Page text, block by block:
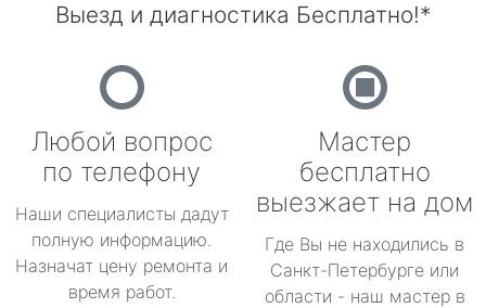
Выезд и диагностика Бесплатно!*
Любой вопрос
по телефону
Наши специалисты дадут
полную информацию.
Назначат цену ремонта и
время работ.
Мастер
бесплатно
выезжает на дом
Где Вы не находились в
Санкт-Петербурге или
области - наш мастер в